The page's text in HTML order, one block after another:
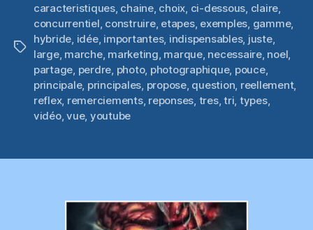
Étiquettes
caracteristiques, chaine, choix, ci-dessous, claire,
concurrentiel, construire, etapes, exemples, gamme,
hybride, idée, importantes, indispensables, juste,
large, marche, marketing, marque, necessaire, noel,
partage, perdre, photo, photographique, pouce,
principale, principales, propose, question, reellement,
reflex, remerciements, reponses, tres,tri, types,
vidéo,vue, youtube